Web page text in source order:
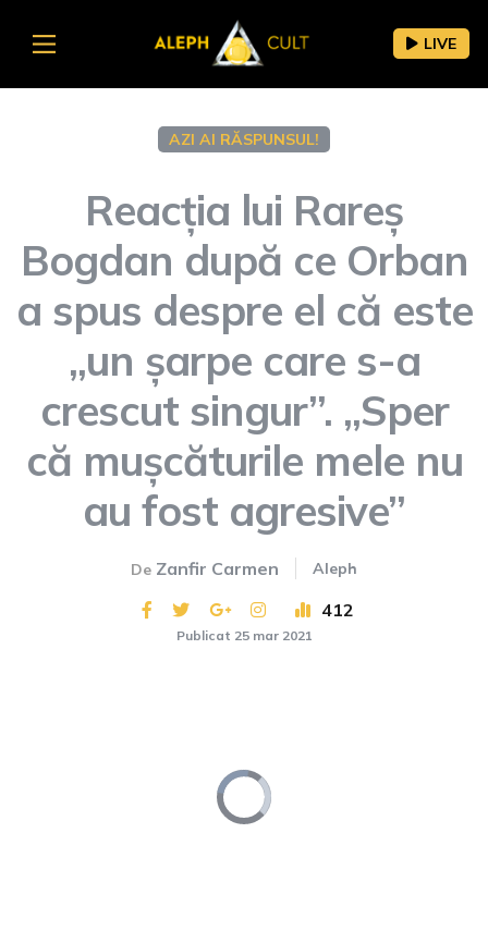
LIVE
AZI AI RĂSPUNSUL!
Reacția lui Rareș
Bogdan după ce Orban
a spus despre el că este
„un șarpe care s-a
crescut singur”. „Sper
că mușcăturile mele nu
au fost agresive”
De Zanfir Carmen Aleph
412
Publicat 25 mar 2021
Video
Player
is
loading.